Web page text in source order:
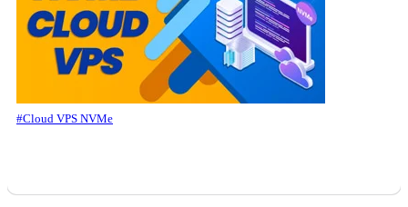
#Cloud VPS NVMe